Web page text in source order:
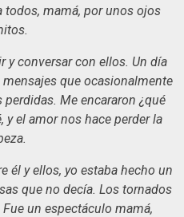
todos, mamá, por unos ojos
y conversar con ellos. Un día
que ocasionalmente
Me encararon ¿qué
y el amor nos hace perder la
él y ellos, yo estaba hecho un
que no decía. Los tornados
un espectáculo mamá,